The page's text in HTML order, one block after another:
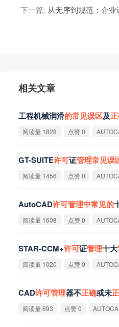
下一篇: 从无序到规范：企
相关文章
工程机械润滑的常见误区及正
阅读量 1828 点赞 0
GT-SUITE许可证管理常见误
阅读量 1456 点赞 0
AutoCAD许可管理中常见的
阅读量 1608 点赞 0
STAR-CCM+许可证管理十大
阅读量 1020 点赞 0
CAD许可管理器不正确或未正
阅读量 693 点赞 0